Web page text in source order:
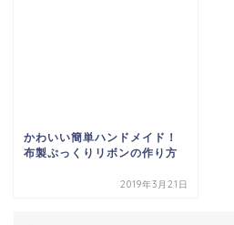
かわいい簡単ハンドメイド！
布製ぷっくりリボンの作り方
2019年3月21日